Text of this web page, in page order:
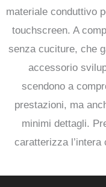
materiale conduttivo
touchscreen. A
senza cuciture, che
accessorio
scendono a
prestazioni, ma
minimi dettagli.
caratterizza